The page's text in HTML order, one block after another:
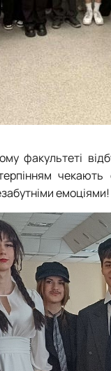
факультеті
чекають
емоціями!